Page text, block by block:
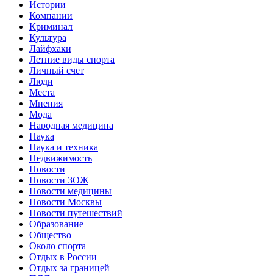
Истории
Компании
Криминал
Культура
Лайфхаки
Летние виды спорта
Личный счет
Люди
Места
Мнения
Мода
Народная медицина
Наука
Наука и техника
Недвижимость
Новости
Новости ЗОЖ
Новости медицины
Новости Москвы
Новости путешествий
Образование
Общество
Около спорта
Отдых в России
Отдых за границей